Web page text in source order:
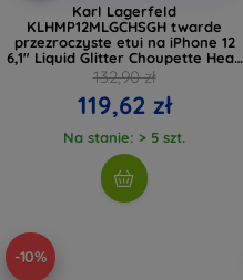
Karl Lagerfeld
KLHMP12MLGCHSGH twarde
przezroczyste etui na iPhone 12
6,1" Liquid Glitter Choupette Head
MagSafe
132,90 zł
119,62 zł
Na stanie: > 5 szt.
-10%